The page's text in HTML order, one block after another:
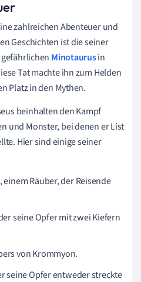
zahlreichen Abenteuer und
Geschichten ist die seiner
Minotaurusin
Tat machte ihn zum Helden
Platz in den Mythen.
beinhalten den Kampf
und Monster, bei denen er List
Hier sind einige seiner
Räuber, der Reisende
seine Opfer mit zwei Kiefern
von Krommyon.
seine Opfer entweder streckte